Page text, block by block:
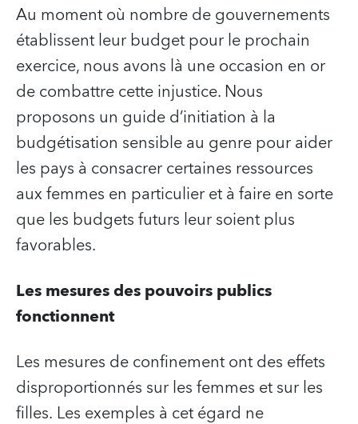
Au moment où nombre de gouvernements
établissent leur budget pour le prochain
exercice, nous avons là une occasion en or
de combattre cette injustice. Nous
proposons un guide d’initiation à la
budgétisation sensible au genre pour aider
les pays à consacrer certaines ressources
aux femmes en particulier et à faire en sorte
que les budgets futurs leur soient plus
favorables.
Les mesures des pouvoirs publics
fonctionnent
Les mesures de confinement ont des effets
disproportionnés sur les femmes et sur les
filles. Les exemples à cet égard ne